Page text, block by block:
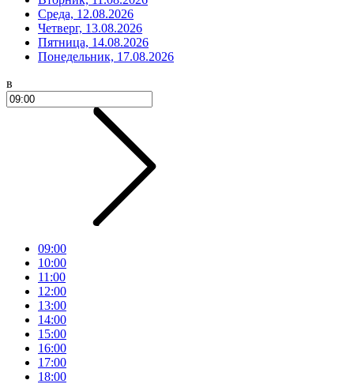
Среда, 12.08.2026
Четверг, 13.08.2026
Пятница, 14.08.2026
Понедельник, 17.08.2026
в
09:00
10:00
11:00
12:00
13:00
14:00
15:00
16:00
17:00
18:00